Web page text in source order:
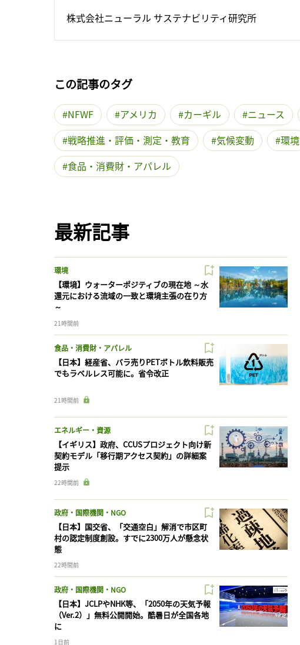
株式会社ニューラル サステナビリティ研究所
この記事のタグ
NFWF アメリカ カーギル ニュース
戦略推進・評価・測定・教育
気候変動 環境
食品・消費財・アパレル
最新記事
環境
【環境】ウォーターポジティブの現在地 ～水
還元における流域の一致と環境主張の在り方
～
21時間前
食品・消費財・アパレル
【日本】経産省、バラ売りPETボトル飲料販売
でもラベルレス可能に。省令改正
21時間前
エネルギー・資源
【イギリス】政府、CCUSプロジェクト向け新
契約モデル「移行期アクセス契約」の詳細案
提示
22時間前
政府・国際機関・NGO
【日本】国交省、「交通空白」解消で市区町
村の認定制度創設。すでに2300万人が懸念状
態
22時間前
政府・国際機関・NGO
【日本】JCLPやNHK等、「2050年の天気予報
（Ver.2）」無料公開開始。酷暑日が全国各地
に
1日前